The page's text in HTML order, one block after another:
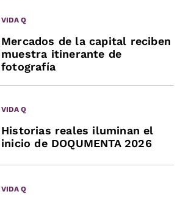
VIDA Q
Mercados de la capital reciben
muestra itinerante de
fotografía
VIDA Q
Historias reales iluminan el
inicio de DOQUMENTA 2026
VIDA Q